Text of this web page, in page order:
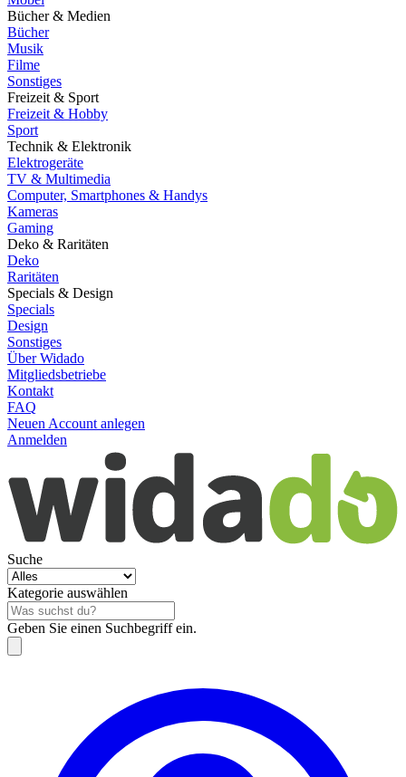
Bücher & Medien
Bücher
Musik
Filme
Sonstiges
Freizeit & Sport
Freizeit & Hobby
Sport
Technik & Elektronik
Elektrogeräte
TV & Multimedia
Computer, Smartphones & Handys
Kameras
Gaming
Deko & Raritäten
Deko
Raritäten
Specials & Design
Specials
Design
Sonstiges
Über Widado
Mitgliedsbetriebe
Kontakt
FAQ
Neuen Account anlegen
Anmelden
Suche
Kategorie auswählen
Geben Sie einen Suchbegriff ein.